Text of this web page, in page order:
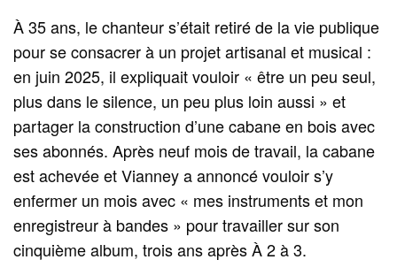
À 35 ans, le chanteur s’était retiré de la vie publique
pour se consacrer à un projet artisanal et musical :
en juin 2025, il expliquait vouloir « être un peu seul,
plus dans le silence, un peu plus loin aussi » et
partager la construction d’une cabane en bois avec
ses abonnés. Après neuf mois de travail, la cabane
est achevée et Vianney a annoncé vouloir s’y
enfermer un mois avec « mes instruments et mon
enregistreur à bandes » pour travailler sur son
cinquième album, trois ans après À 2 à 3.